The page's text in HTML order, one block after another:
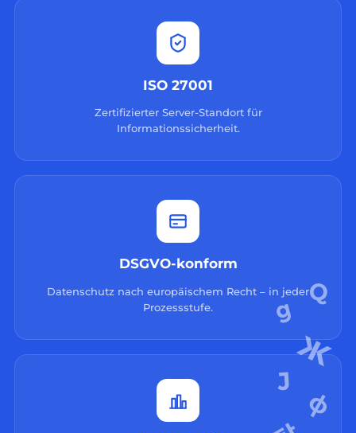
ISO 27001
Zertifizierter Server-Standort für
Informationssicherheit.
DSGVO-konform
Datenschutz nach europäischem Recht – in jeder
Prozessstufe.